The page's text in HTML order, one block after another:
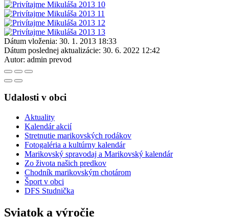
Dátum vloženia: 30. 1. 2013 18:33
Dátum poslednej aktualizácie: 30. 6. 2022 12:42
Autor: admin prevod
Udalosti v obci
Aktuality
Kalendár akcií
Stretnutie marikovských rodákov
Fotogaléria a kultúrny kalendár
Marikovský spravodaj a Marikovský kalendár
Zo života našich predkov
Chodník marikovským chotárom
Šport v obci
DFS Studnička
Sviatok a výročie